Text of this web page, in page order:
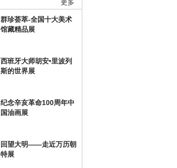
更多
群珍荟萃-全国十大美术
馆藏精品展
西班牙大师胡安•里波列
斯的世界展
纪念辛亥革命100周年中
国油画展
回望大明——走近万历朝
特展